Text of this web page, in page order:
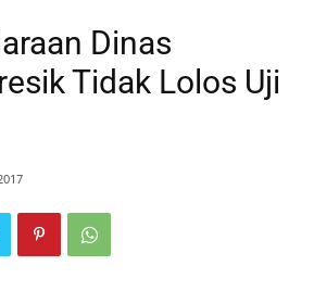
Dinas
Tidak Lolos Uji